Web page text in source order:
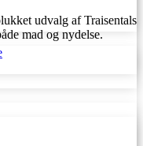
udvalg af Traisentals
mad og nydelse.